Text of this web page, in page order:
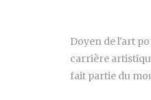
Doyen de l'art
carrière
fait partie du